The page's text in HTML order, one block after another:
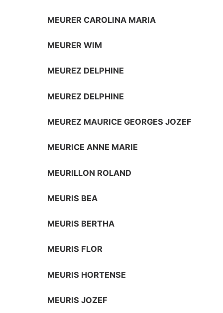
MEURER CAROLINA MARIA
MEURER WIM
MEUREZ DELPHINE
MEUREZ DELPHINE
MEUREZ MAURICE GEORGES JOZEF
MEURICE ANNE MARIE
MEURILLON ROLAND
MEURIS BEA
MEURIS BERTHA
MEURIS FLOR
MEURIS HORTENSE
MEURIS JOZEF